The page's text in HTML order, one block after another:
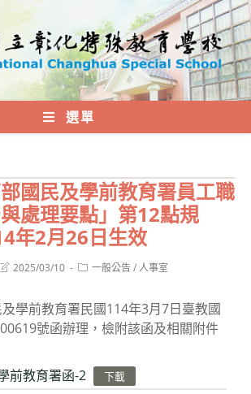
選單
國民及學前教育署員工職
處理要點」第12點規
年2月26日生效
Post2025/03/10
Post一般公告/人事室
學前教育署民國114年3月7日臺教國
號函辦理，檢附該函及相關附件
前教育署函-2
下載